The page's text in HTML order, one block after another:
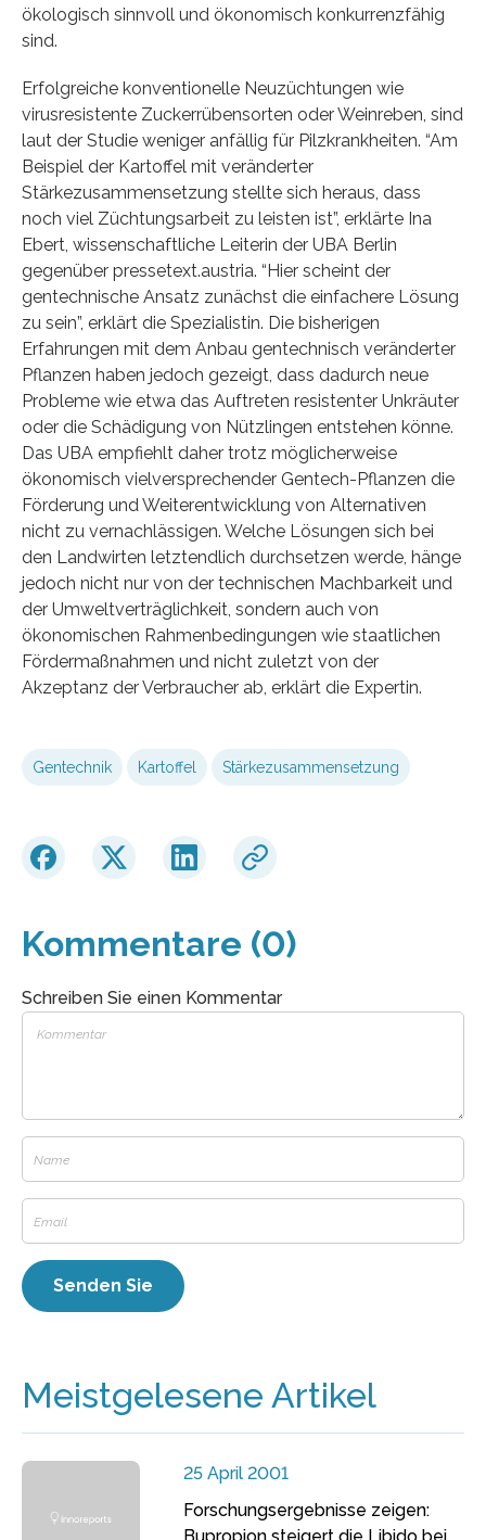
ökologisch sinnvoll und ökonomisch konkurrenzfähig
sind.
Erfolgreiche konventionelle Neuzüchtungen wie
virusresistente Zuckerrübensorten oder Weinreben, sind
laut der Studie weniger anfällig für Pilzkrankheiten. “Am
Beispiel der Kartoffel mit veränderter
Stärkezusammensetzung stellte sich heraus, dass
noch viel Züchtungsarbeit zu leisten ist”, erklärte Ina
Ebert, wissenschaftliche Leiterin der UBA Berlin
gegenüber pressetext.austria. “Hier scheint der
gentechnische Ansatz zunächst die einfachere Lösung
zu sein”, erklärt die Spezialistin. Die bisherigen
Erfahrungen mit dem Anbau gentechnisch veränderter
Pflanzen haben jedoch gezeigt, dass dadurch neue
Probleme wie etwa das Auftreten resistenter Unkräuter
oder die Schädigung von Nützlingen entstehen könne.
Das UBA empfiehlt daher trotz möglicherweise
ökonomisch vielversprechender Gentech-Pflanzen die
Förderung und Weiterentwicklung von Alternativen
nicht zu vernachlässigen. Welche Lösungen sich bei
den Landwirten letztendlich durchsetzen werde, hänge
jedoch nicht nur von der technischen Machbarkeit und
der Umweltverträglichkeit, sondern auch von
ökonomischen Rahmenbedingungen wie staatlichen
Fördermaßnahmen und nicht zuletzt von der
Akzeptanz der Verbraucher ab, erklärt die Expertin.
Gentechnik Kartoffel Stärkezusammensetzung
Kommentare (0)
Schreiben Sie einen Kommentar
Meistgelesene Artikel
25 April 2001
Forschungsergebnisse zeigen:
Bupropion steigert die Libido bei